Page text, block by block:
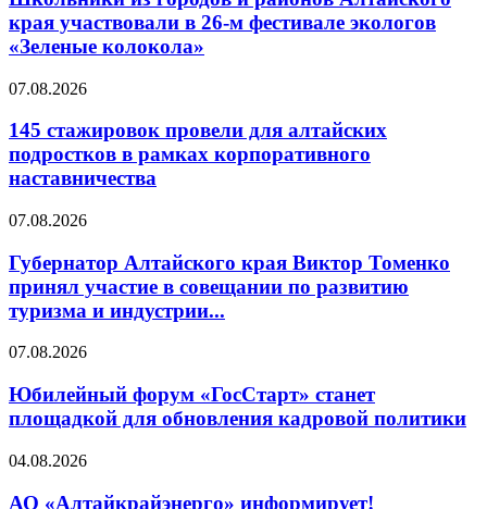
края участвовали в 26-м фестивале экологов
«Зеленые колокола»
07.08.2026
145 стажировок провели для алтайских
подростков в рамках корпоративного
наставничества
07.08.2026
Губернатор Алтайского края Виктор Томенко
принял участие в совещании по развитию
туризма и индустрии...
07.08.2026
Юбилейный форум «ГосСтарт» станет
площадкой для обновления кадровой политики
04.08.2026
АО «Алтайкрайэнерго» информирует!